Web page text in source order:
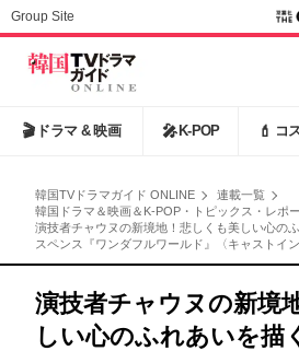
Group Site
🎬 ドラマ & 映画 🎤 K-POP 💄 コ
韓国TVドラマガイド ONLINE
連載一覧
韓国ドラマ＆映画＆K-POP・トピックス・レポ
演技者チャウヌの新境地！悲しくも美しい心の
スペンス『ワンダフルワールド』〈キャストイ
演技者チャウヌの新境
しい心のふれあいを描